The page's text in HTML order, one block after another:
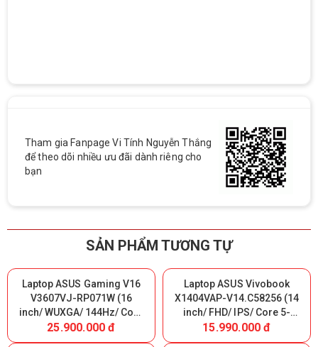
Tham gia Fanpage Vi Tính Nguyễn Thắng
để theo dõi nhiều ưu đãi dành riêng cho
bạn
SẢN PHẨM TƯƠNG TỰ
Laptop ASUS Gaming V16
V3607VJ-RP071W (16
inch/ WUXGA/ 144Hz/ Core
5-210H/ 16GB DDR5/ SSD
512GB/ RTX 3050 6GB/
25.900.000 đ
Laptop ASUS Vivobook
X1404VAP-V14.C58256 (14
inch/ FHD/ IPS/ Core 5-
120U/ 8GB/ SSD 256GB/
WIN11S/ Blue) Nhập Khẩu
15.990.000 đ